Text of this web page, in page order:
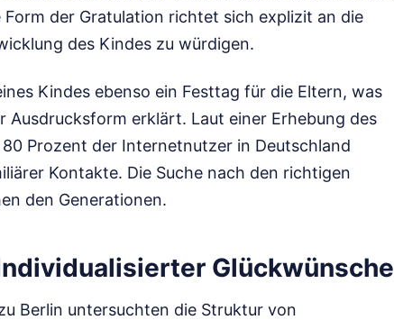
der Gratulation richtet sich explizit an die
des Kindes zu würdigen.
Kindes ebenso ein Festtag für die Eltern, was
Ausdrucksform erklärt. Laut einer Erhebung des
Prozent der Internetnutzer in Deutschland
Kontakte. Die Suche nach den richtigen
den Generationen.
Glückwünsche
Berlin untersuchten die Struktur von